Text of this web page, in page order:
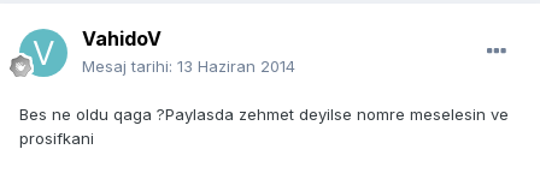
VahidoV
Mesaj tarihi: 13 Haziran 2014
Bes ne oldu qaga ?Paylasda zehmet deyilse nomre meselesin ve
prosifkani